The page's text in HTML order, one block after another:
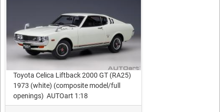
Toyota Celica Liftback 2000 GT (RA25)
1973 (white) (composite model/full
openings) AUTOart 1:18